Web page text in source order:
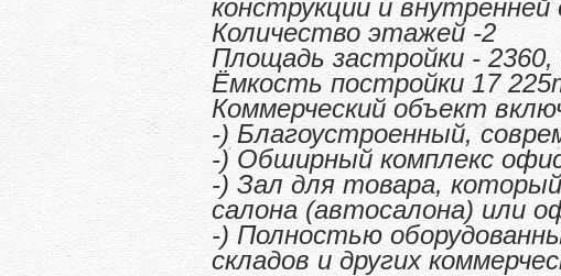
конструкции и
Количество этажей -2
Площадь застройки - 2360,
Ёмкость постройки 17
Коммерческий объект
-) Благоустроенный,
-) Обширный комплекс
-) Зал для товара,
салона (автосалона) или
-) Полностью
складов и других